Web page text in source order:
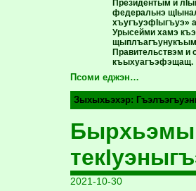
Президентым и
федеральнэ
хъугъуэфIыгъуэ»
Урысейми хамэ
Правительствэм и
къыхуагъэфэщащ.
Псоми еджэн…
Зыхыхьэхэр:
2021-10-30